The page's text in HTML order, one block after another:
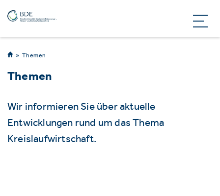
Themen
Themen
Wir informieren Sie über aktuelle
Entwicklungen rund um das Thema
Kreislaufwirtschaft.